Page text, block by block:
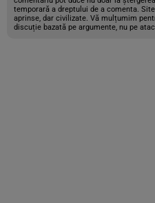
temporară a dreptului de a comenta.
aprinse, dar civilizate. Vă mulțumim
discuție bazată pe argumente, nu pe